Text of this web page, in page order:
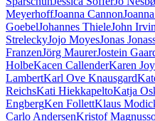
MeyerhoffJoanna Cannon
GoebelJohannes ThieleJohn
StreleckyJojo MoyesJonas
FranzenJörg MaurerJostein
HolbeKacen CallenderKaren
LambertKarl Ove Knausgard
ReichsKati HiekkapeltoKatja
EngbergKen FollettKlaus
Carlo AndersenKristof